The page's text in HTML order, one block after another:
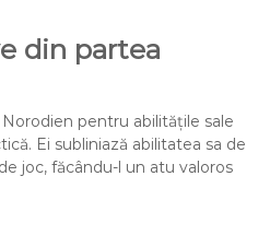
din partea
pentru abilitățile sale
Ei subliniază abilitatea sa de
joc, făcându-l un atu valoros